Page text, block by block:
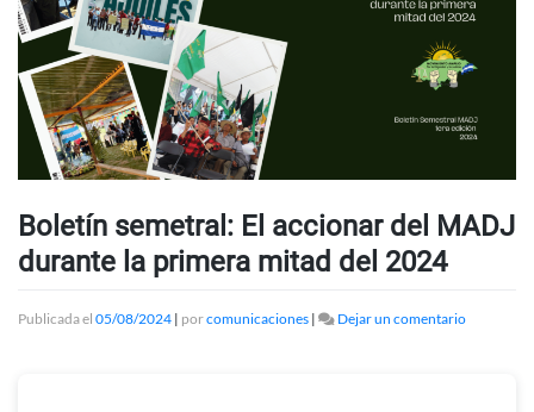
Boletín semetral: El accionar del MADJ
durante la primera mitad del 2024
Publicada el 05/08/2024 | porcomunicaciones | Dejar un comentarioen